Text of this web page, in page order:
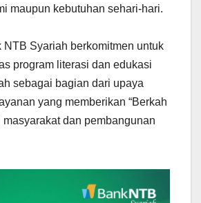
maupun kebutuhan sehari-hari.
NTB Syariah berkomitmen untuk
program literasi dan edukasi
sebagai bagian dari upaya
yang memberikan “Berkah
masyarakat dan pembangunan